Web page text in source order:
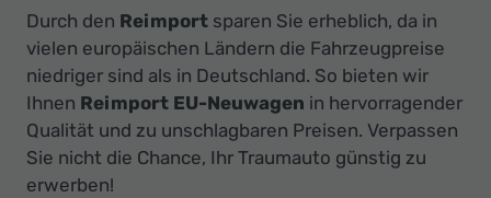
Durch den Reimport sparen Sie erheblich, da in
vielen europäischen Ländern die Fahrzeugpreise
niedriger sind als in Deutschland. So bieten wir
Ihnen Reimport EU-Neuwagen in hervorragender
Qualität und zu unschlagbaren Preisen. Verpassen
Sie nicht die Chance, Ihr Traumauto günstig zu
erwerben!